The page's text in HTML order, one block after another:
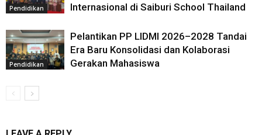
Pendidikan
Internasional di Saiburi School Thailand
Pendidikan
Pelantikan PP LIDMI 2026–2028 Tandai
Era Baru Konsolidasi dan Kolaborasi
Gerakan Mahasiswa